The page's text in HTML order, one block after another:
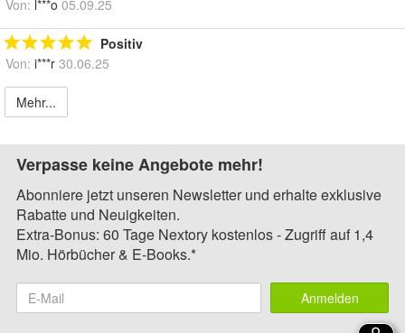
Von: l***o 05.09.25
Positiv
Von: i***r 30.06.25
Mehr...
Verpasse keine Angebote mehr!
Abonniere jetzt unseren Newsletter und erhalte exklusive
Rabatte und Neuigkeiten.
Extra-Bonus: 60 Tage Nextory kostenlos - Zugriff auf 1,4
Mio. Hörbücher & E-Books.*
Anmelden